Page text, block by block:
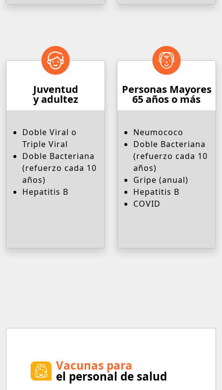
Juventud
y adultez
Doble Viral o
Triple Viral
Doble Bacteriana
(refuerzo cada 10
años)
Hepatitis B
Personas Mayores
65 años o más
Neumococo
Doble Bacteriana
(refuerzo cada 10
años)
Gripe (anual)
Hepatitis B
COVID
Vacunas para
el personal de salud